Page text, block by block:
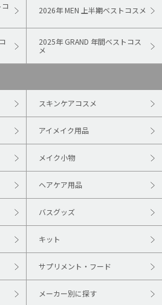
2026年 MEN 上半期ベストコスメ
2025年 GRAND 年間ベストコス
メ
スキンケアコスメ
アイメイク用品
メイク小物
ヘアケア用品
バスグッズ
キット
サプリメント・フード
メーカー別に探す